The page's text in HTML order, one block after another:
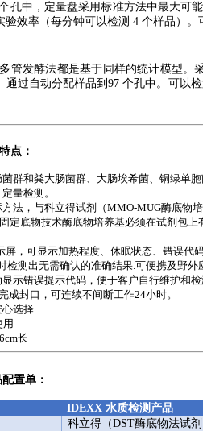
孔中，定量盘采用标准方法中最大可
效率（每分钟可以检测 4 个样品）。
管发酵法都是基于同样的统计模型。
过自动分配样品到97 个孔中。可以
点：
群和粪大肠菌群、大肠埃希菌、铜绿单
量检测。
法，与科立得试剂（MMO-MUG酶底物
定底物技术酶底物培养基必须在试剂包
，可显示加热程度、休眠状态、错误代
测出无需确认的准确结果.可便携及野外
示错误提示代码，便于客户自行维护和检
封口，可连续不间断工作24小时。
选择
用
长
置单：
IDEXX水质检测产品
科立得（DST酶底物法试剂